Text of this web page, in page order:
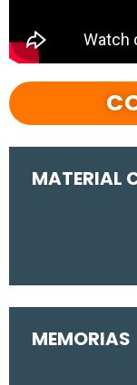
MATERIAL
MEMORIAS